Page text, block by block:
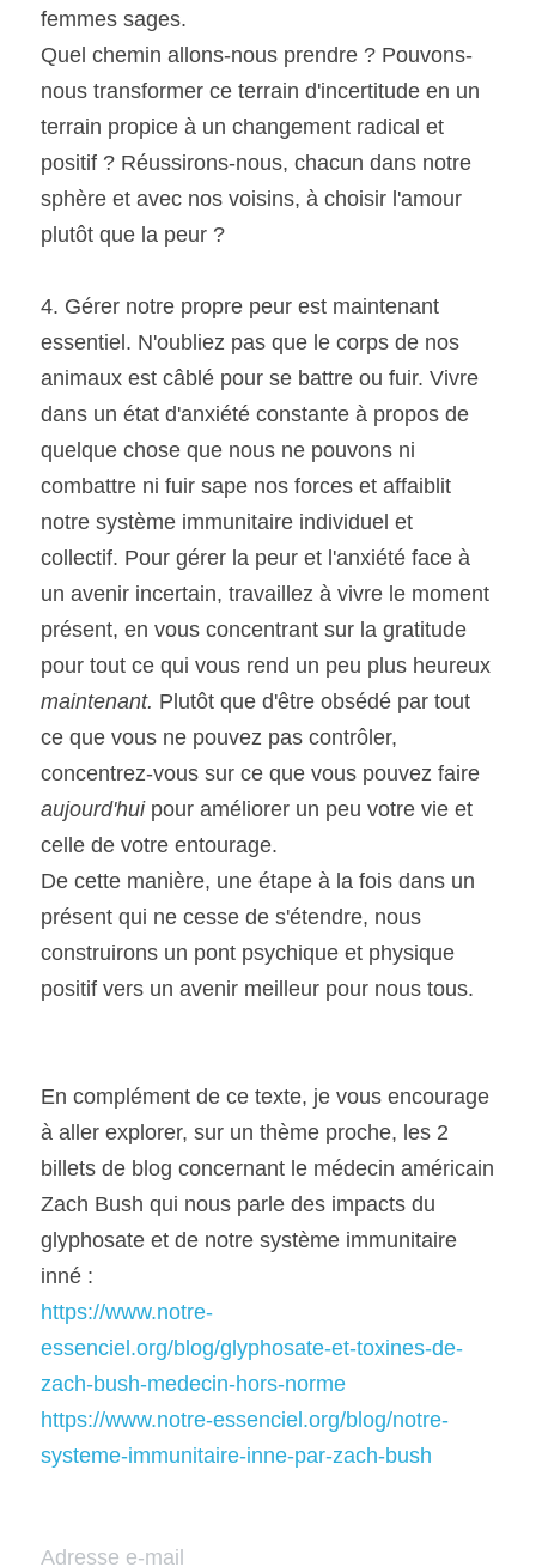
femmes sages.
Quel chemin allons-nous prendre ? Pouvons-
nous transformer ce terrain d'incertitude en un
terrain propice à un changement radical et
positif ? Réussirons-nous, chacun dans notre
sphère et avec nos voisins, à choisir l'amour
plutôt que la peur ?
4. Gérer notre propre peur est maintenant
essentiel. N'oubliez pas que le corps de nos
animaux est câblé pour se battre ou fuir. Vivre
dans un état d'anxiété constante à propos de
quelque chose que nous ne pouvons ni
combattre ni fuir sape nos forces et affaiblit
notre système immunitaire individuel et
collectif. Pour gérer la peur et l'anxiété face à
un avenir incertain, travaillez à vivre le moment
présent, en vous concentrant sur la gratitude
maintenant. Plutôt que d'être obsédé par tout
ce que vous ne pouvez pas contrôler,
aujourd'hui pour améliorer un peu votre vie et
celle de votre entourage.
De cette manière, une étape à la fois dans un
présent qui ne cesse de s'étendre, nous
construirons un pont psychique et physique
positif vers un avenir meilleur pour nous tous.
En complément de ce texte, je vous encourage
à aller explorer, sur un thème proche, les 2
billets de blog concernant le médecin américain
Zach Bush qui nous parle des impacts du
glyphosate et de notre système immunitaire
inné :
https://www.notre-
essenciel.org/blog/glyphosate-et-toxines-de-
zach-bush-medecin-hors-norme
https://www.notre-essenciel.org/blog/notre-
systeme-immunitaire-inne-par-zach-bush